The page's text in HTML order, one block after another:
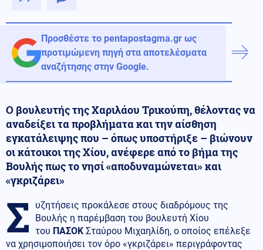
Προσθέστε το pentapostagma.gr ως
προτιμώμενη πηγή στα αποτελέσματα
αναζήτησης στην Google.
Ο βουλευτής της Χαριλάου Τρικούπη, θέλοντας να
αναδείξει τα προβλήματα και την αίσθηση
εγκατάλειψης που – όπως υποστήριξε – βιώνουν
οι κάτοικοι της Χίου, ανέφερε από το βήμα της
Βουλής πως το νησί «αποδυναμώνεται» και
«γκριζάρει»
Σ
υζητήσεις προκάλεσε στους διαδρόμους της
Βουλής η παρέμβαση του βουλευτή Χίου
του ΠΑΣΟΚ Σταύρου Μιχαηλίδη, ο οποίος επέλεξε
να χρησιμοποιήσει τον όρο «γκριζάρει» περιγράφοντας